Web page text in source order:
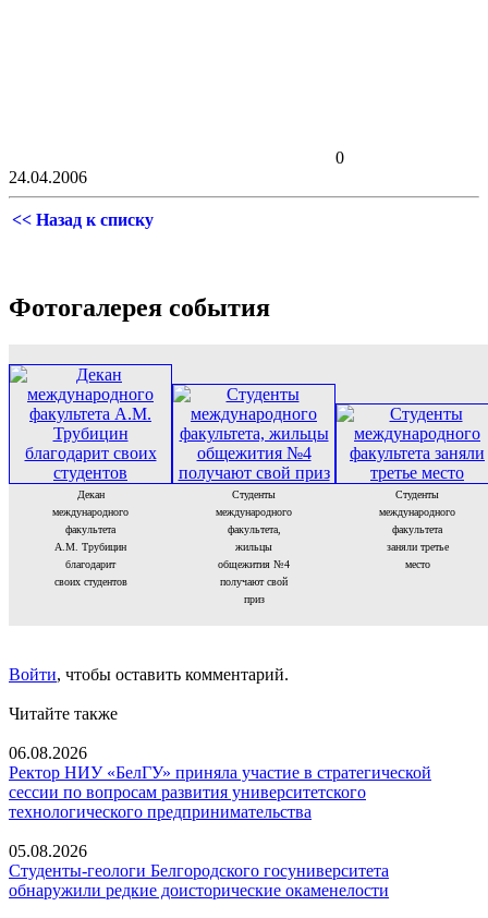
0
24.04.2006
<< Назад к списку
Фотогалерея события
Декан
международного
факультета
А.М. Трубицин
благодарит
своих студентов
Студенты
международного
факультета,
жильцы
общежития №4
получают свой
приз
Студенты
международного
факультета
заняли третье
место
Войти, чтобы оставить комментарий.
Читайте также
06.08.2026
Ректор НИУ «БелГУ» приняла участие в стратегической
сессии по вопросам развития университетского
технологического предпринимательства
05.08.2026
Студенты-геологи Белгородского госуниверситета
обнаружили редкие доисторические окаменелости